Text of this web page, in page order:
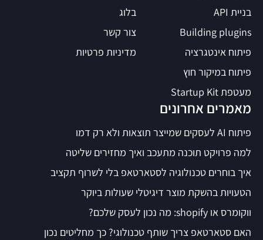
בלוג
צור קשר
מדיניות פרטיות
מאמרים אחרונים
פיתוח AI לעסקים שמייצר תוצאות ולא רק דמו
למה פרויקט תוכנה מתעכב ואיך מחזירים שליטה
איך בוחרים טכנולוגיה לסטארטאפ בלי לשרוף תקציב
הטעויות בהשקת מוצר דיגיטלי שעולות ביוקר
ווקומרס או shopify: מה נכון לעסק שלכם?
האם סטארטאפ צריך שותף טכנולוגי? כך מחליטים נכון
בניית API
Building plugins
פיתוח אינטגרציה
פיתוח במיקור חוץ
מעטפת Startup Kit